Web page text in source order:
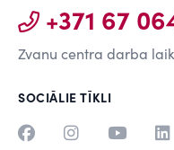
+371 67
Zvanu centra darba
SOCIĀLIE TĪKLI